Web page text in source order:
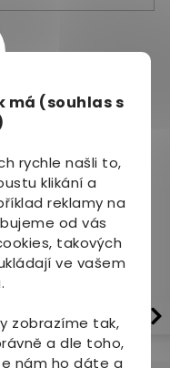
má (souhlas s
rychle našli to,
klikání a
reklamy na
od vás
takových
ve vašem
zobrazíme tak,
a dle toho,
nám ho dáte a
Speciální edice
RK SE
3x
Skladem